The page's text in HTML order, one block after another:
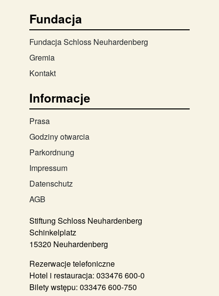
Fundacja
Fundacja Schloss Neuhardenberg
Gremia
Kontakt
Informacje
Prasa
Godziny otwarcia
Parkordnung
Impressum
Datenschutz
AGB
Stiftung Schloss Neuhardenberg
Schinkelplatz
15320 Neuhardenberg
Rezerwacje telefoniczne
Hotel i restauracja: 033476 600-0
Bilety wstępu: 033476 600-750